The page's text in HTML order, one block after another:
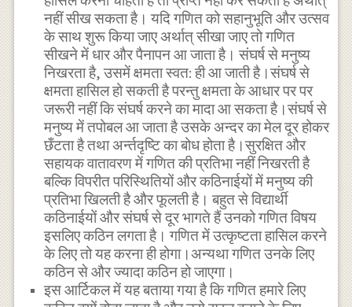
नहीं सीख सकता है। यदि गणित को सहानुभूति और उत्सव
के साथ शुरू किया जाए अर्थात् सीखा जाए तो गणित
सीखने में धार और पैनापन आ जाता है। संघर्ष से मनुष्य
निखरता है, उसमें क्षमता स्वत: ही आ जाती है।संघर्ष से
क्षमता हासिल हो सकती है परन्तु क्षमता के आधार पर पर
जरूरी नहीं कि संघर्ष करने का मादा आ सकता है।संघर्ष से
मनुष्य में तपोबल आ जाता है उसके अन्दर का मेल दूर होकर
छँटता है तथा अर्न्तदृष्टि का बोध होता है।सुरक्षित और
सहायक वातावरण में गणित की प्रतिभा नहीं निखरती है
बल्कि विपरीत परिस्थितियों और कठिनाईयों में मनुष्य की
प्रतिभा खिलती है और फूलती है। बहुत से विद्यार्थी
कठिनाईयों और संघर्ष से दूर भागते हैं उनको गणित विषय
इसलिए कठिन लगता है। गणित में उत्कृष्टता हासिल करने
के लिए तो यह करना ही होगा।अन्यथा गणित उनके लिए
कठिन से और ज्यादा कठिन हो जाएगा।
इस आर्टिकल में यह बताया गया है कि गणित हमारे लिए